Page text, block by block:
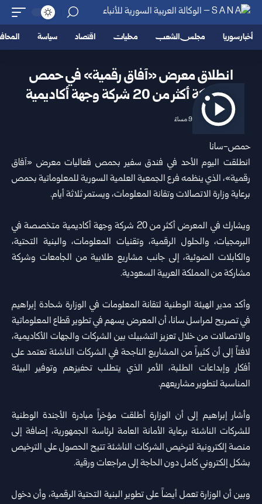
أخبار سوريا مجلس الشعب محليات اقتصاد سياسة
انطلاق معرض «آفاق رقمية» في حمص
بمشاركة أكثر من 20 شركة وجهة أكاديمية
2026/07/05 9:40 مساءً
حمص-سانا
انطلقت اليوم الأحد في فندق سفير بحمص فعاليات معرض «آفاق
رقمية»، الذي ينظمه فرع الجمعية العلمية السورية للمعلوماتية بحمص
برعاية وزارة الاتصالات وتقانة المعلومات، ويستمر ثلاثة أيام.
ويشارك في المعرض أكثر من 20 شركة وجهة أكاديمية متخصصة في
البرمجيات، والحلول الرقمية، وتقنيات المعلومات، والبنية التحتية،
والكابلات الضوئية، إلى جانب مشاريع طلابية من الجامعات وشركة
مشاركة من المملكة العربية السعودية.
وأكد مدير الهيئة الوطنية لتقانة المعلومات في الوزارة شحادة إبراهيم
في تصريح لمراسل سانا، أن المعرض يسهم في تطوير قطاع المعلوماتية
والاتصالات من خلال تعزيز التشبيك بين الشركات والجهات الأكاديمية،
لافتاً إلى أن كثيراً من المشاريع الناجحة في الشركات الناشئة تعتمد على
أفكار وإبداعات الطلبة، الأمر الذي يتطلب تحفيزهم وتوفير البيئة
المناسبة لتطوير مشاريعهم.
وأشار إبراهيم إلى أن الوزارة أطلقت مؤخراً مبادرة الأجندة الوطنية
للشركات الناشئة برعاية الأمانة العامة لرئاسة الجمهورية، إضافة إلى
منصة إلكترونية لترخيص الشركات الناشئة تتيح الحصول على الترخيص
بشكل إلكتروني كامل دون الحاجة إلى مراجعات ورقية.
وبين أن الوزارة تعمل أيضاً على تطوير البنية التحتية الرقمية، وأن دخول